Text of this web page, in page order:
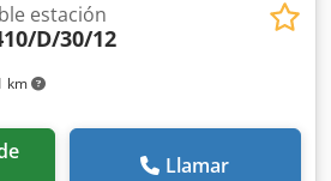
km
estación
D/30/12
Llamar